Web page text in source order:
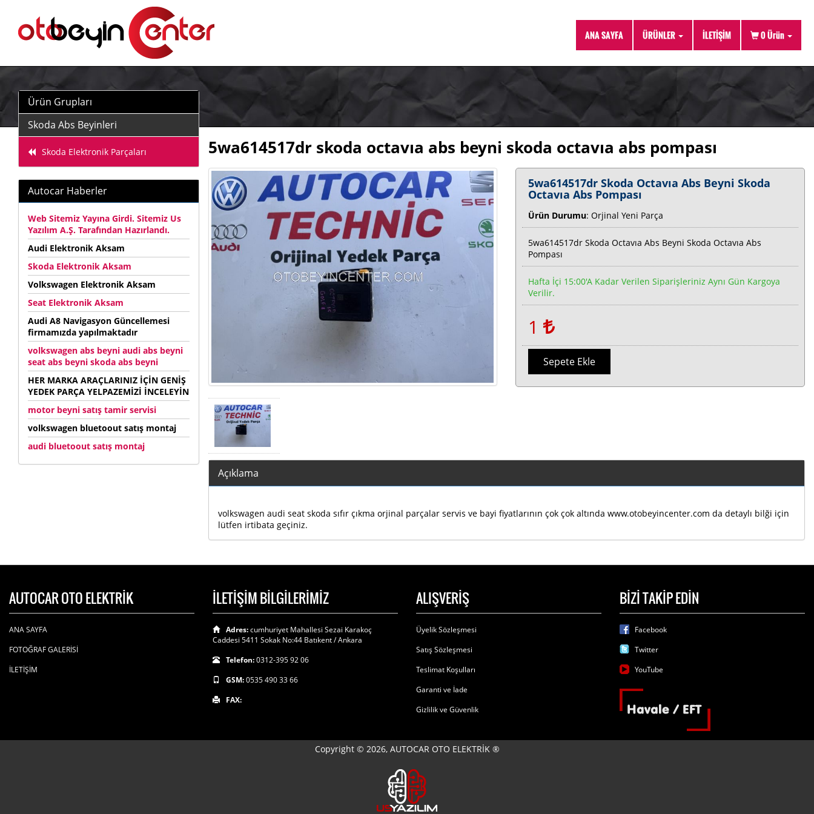
ANA SAYFA ÜRÜNLER İLETİŞİM 0Ürün
Ürün Grupları
Skoda Abs Beyinleri
Skoda Elektronik Parçaları
Autocar Haberler
Web Sitemiz Yayına Girdi. Sitemiz Us
Yazılım A.Ş. Tarafından Hazırlandı.
Audi Elektronik Aksam
Skoda Elektronik Aksam
Volkswagen Elektronik Aksam
Seat Elektronik Aksam
Audi A8 Navigasyon Güncellemesi
firmamızda yapılmaktadır
volkswagen abs beyni audi abs beyni
seat abs beyni skoda abs beyni
HER MARKA ARAÇLARINIZ İÇİN GENİŞ
YEDEK PARÇA YELPAZEMİZİ İNCELEYİN
motor beyni satış tamir servisi
volkswagen bluetoout satış montaj
audi bluetoout satış montaj
5wa614517dr skoda octavıa abs beyni skoda octavıa abs pompası
5wa614517dr Skoda Octavıa Abs Beyni Skoda
Octavıa Abs Pompası
Ürün Durumu: Orjinal Yeni Parça
5wa614517dr Skoda Octavıa Abs Beyni Skoda Octavıa Abs
Pompası
Hafta İçi 15:00'a Kadar Verilen Siparişleriniz Aynı Gün Kargoya
Verilir.
1
Sepete Ekle
Açıklama
volkswagen audi seat skoda sıfır çıkma orjinal parçalar servis ve bayi fiyatlarının çok çok altında www.otobeyincenter.com da detaylı bilği için
lütfen irtibata geçiniz.
AUTOCAR OTO ELEKTRİK
ANA SAYFA
FOTOĞRAF GALERİSİ
İLETİŞİM
İLETİŞİM BİLGİLERİMİZ
Adres:cumhuriyet Mahallesi Sezai Karakoç
Caddesi 5411 Sokak No:44 Batıkent / Ankara
Telefon:0312-395 92 06
GSM:0535 490 33 66
FAX:
ALIŞVERİŞ
Üyelik Sözleşmesi
Satış Sözleşmesi
Teslimat Koşulları
Garanti ve İade
Gizlilik ve Güvenlik
BİZİ TAKİP EDİN
Facebook
Twitter
YouTube
Copyright © 2026, AUTOCAR OTO ELEKTRİK ®